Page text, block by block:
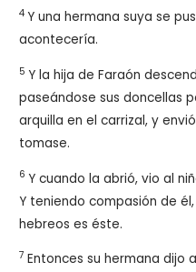
4Y una hermana suya se
acontecería.
5Y la hija de Faraón
paseándose sus doncellas
arquilla en el carrizal, y
tomase.
6Y cuando la abrió, vio al
Y teniendo compasión de
hebreos es éste.
7Entonces su hermana dijo